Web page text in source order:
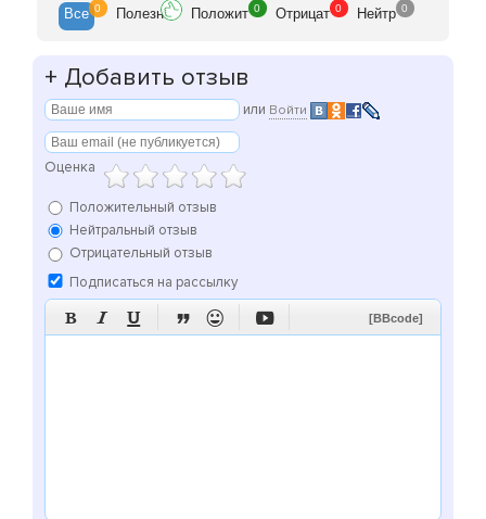
Все 0 Полезн Положит 0 Отрицат 0 Нейтр 0
+ Добавить отзыв
или Войти
Оценка
Положительный отзыв
Нейтральный отзыв
Отрицательный отзыв
Подписаться на рассылку
      [BBcode]